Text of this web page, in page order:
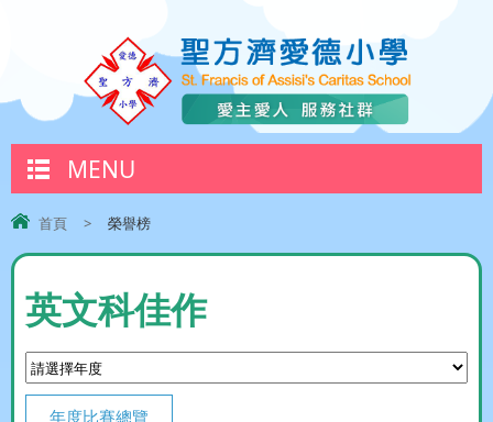
MENU
首頁 > 榮譽榜
英文科佳作
年度比賽總覽